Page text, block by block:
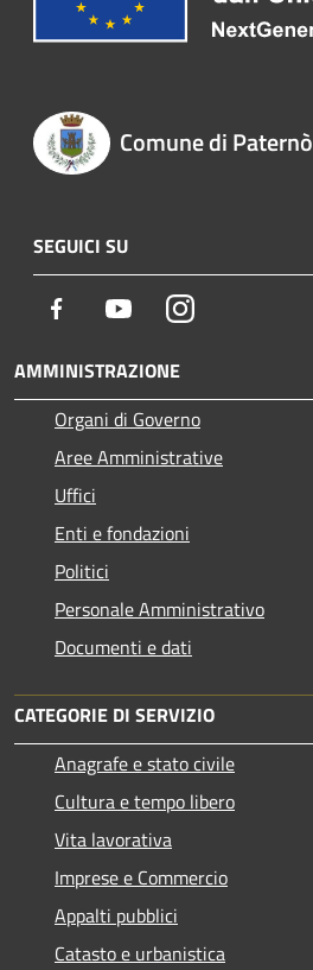
Comune di Paternò
SEGUICI SU
Facebook YoutubeInstagram
AMMINISTRAZIONE
Organi di Governo
Aree Amministrative
Uffici
Enti e fondazioni
Politici
Personale Amministrativo
Documenti e dati
CATEGORIE DI SERVIZIO
Anagrafe e stato civile
Cultura e tempo libero
Vita lavorativa
Imprese e Commercio
Appalti pubblici
Catasto e urbanistica